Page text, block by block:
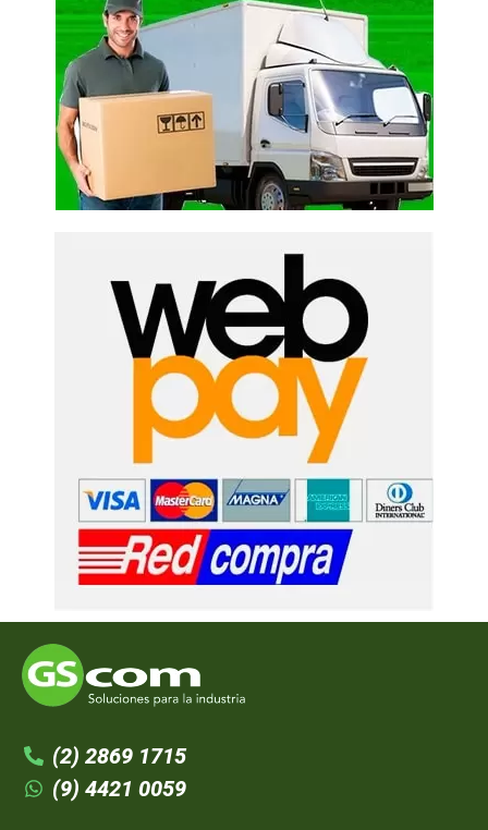
(2) 2869 1715
(9) 4421 0059